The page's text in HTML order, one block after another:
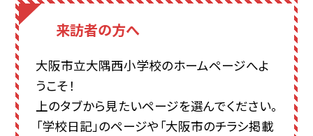
来訪者の方へ
大阪市立大隅西小学校のホームページへよ
うこそ！
上のタブから見たいページを選んでください。
「学校日記」のページや「大阪市のチラシ掲載